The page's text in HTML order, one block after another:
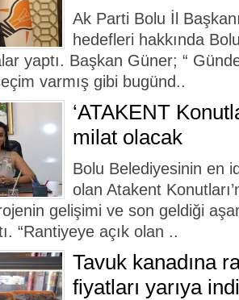
Ak Parti Bolu İl
hedefleri hakkında
yaptı. Başkan Güner; “
varmış gibi bugünd..
‘ATAKENT
milat olacak
Bolu Belediyesinin en
olan Atakent
gelişimi ve son geldiği
“Rantiyeye açık olan ..
Tavuk kanadına
fiyatları yarıya